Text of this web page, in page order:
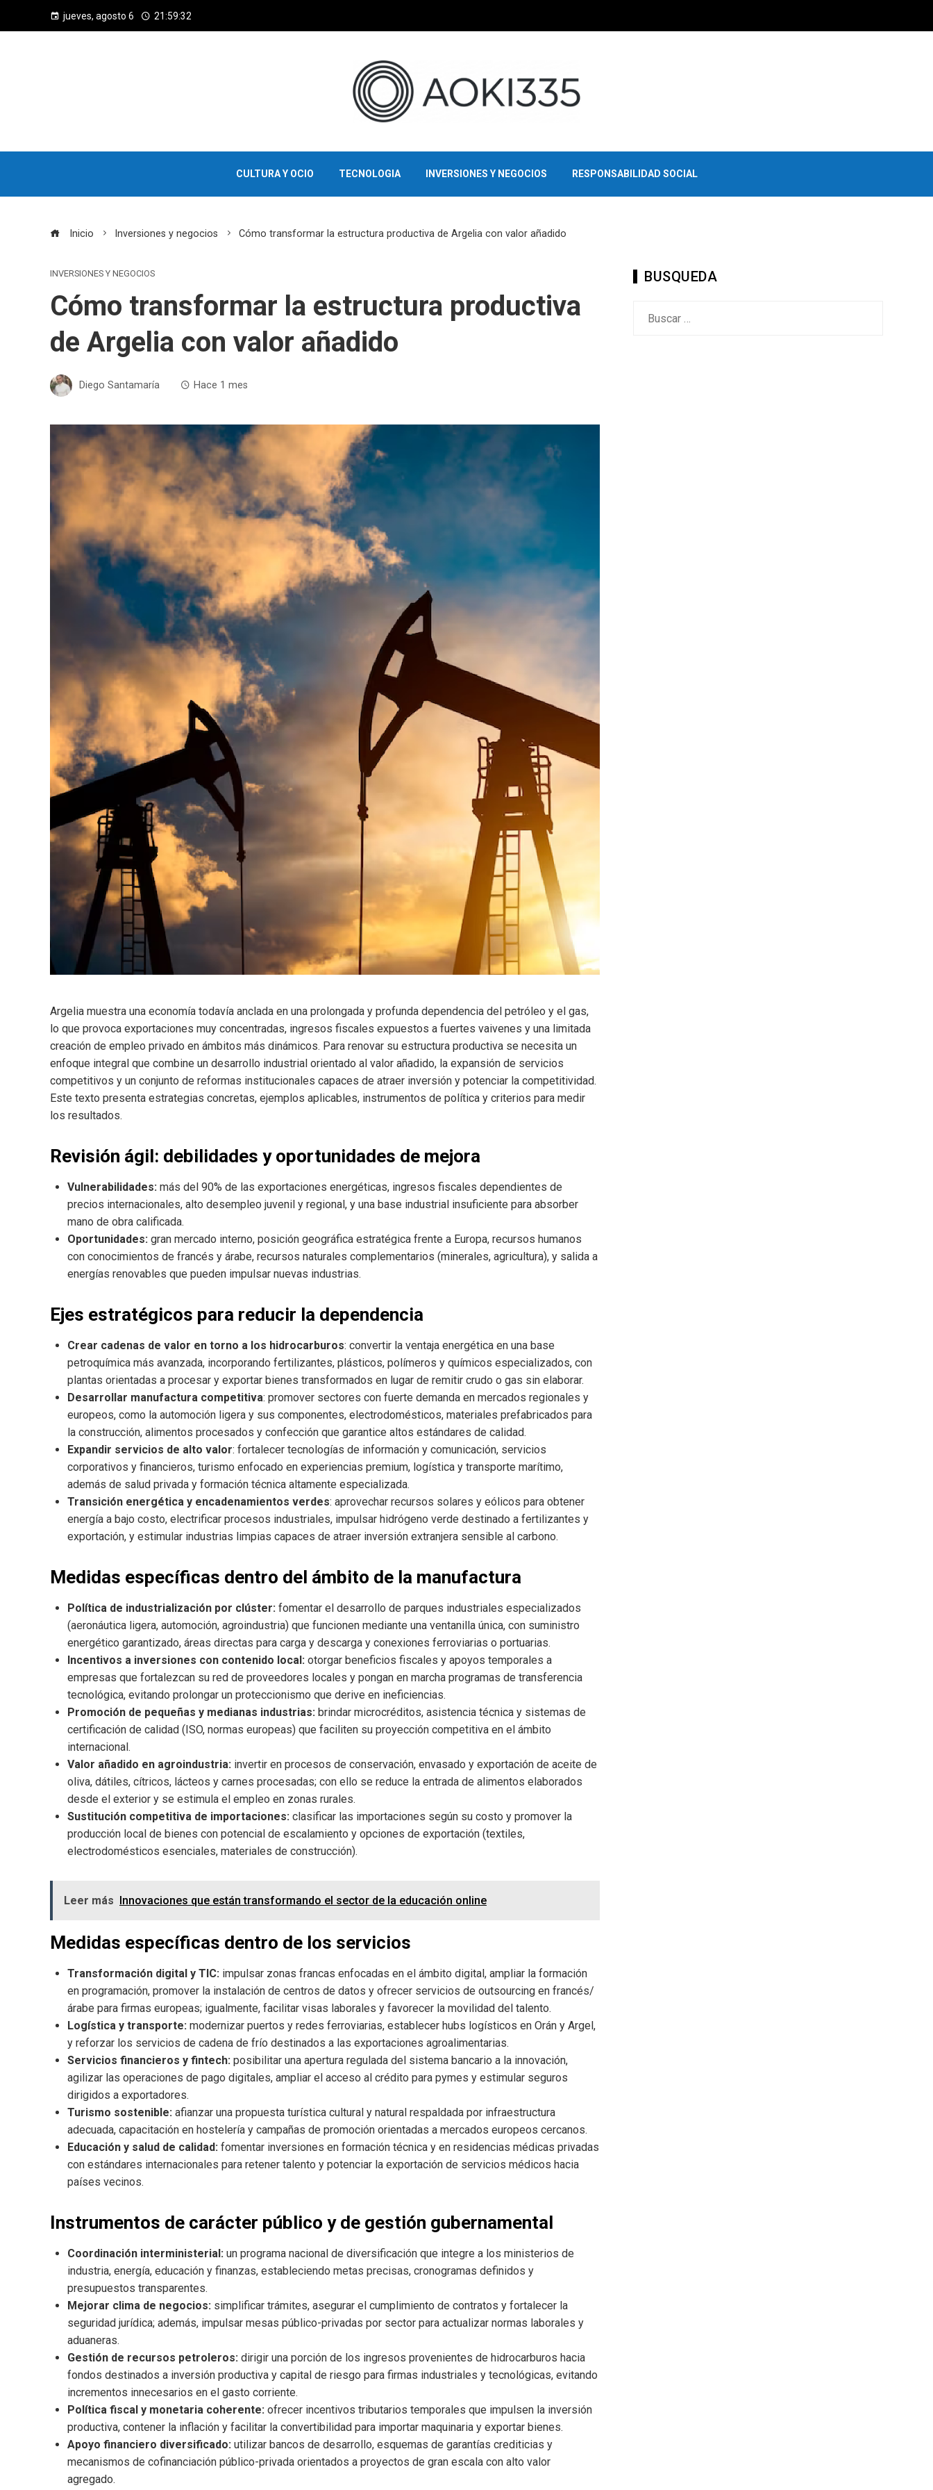
jueves, agosto 6 21:59:33
CULTURA Y OCIO TECNOLOGIA INVERSIONES Y NEGOCIOS RESPONSABILIDAD SOCIAL
Inicio Inversiones y negocios Cómo transformar la estructura productiva de Argelia con valor añadido
INVERSIONES Y NEGOCIOS
Cómo transformar la estructura productiva
de Argelia con valor añadido
Diego Santamaría Hace 1 mes
Argelia muestra una economía todavía anclada en una prolongada y profunda dependencia del petróleo y el gas,
lo que provoca exportaciones muy concentradas, ingresos fiscales expuestos a fuertes vaivenes y una limitada
creación de empleo privado en ámbitos más dinámicos. Para renovar su estructura productiva se necesita un
enfoque integral que combine un desarrollo industrial orientado al valor añadido, la expansión de servicios
competitivos y un conjunto de reformas institucionales capaces de atraer inversión y potenciar la competitividad.
Este texto presenta estrategias concretas, ejemplos aplicables, instrumentos de política y criterios para medir
los resultados.
Revisión ágil: debilidades y oportunidades de mejora
Vulnerabilidades: más del 90% de las exportaciones energéticas, ingresos fiscales dependientes de
precios internacionales, alto desempleo juvenil y regional, y una base industrial insuficiente para absorber
mano de obra calificada.
Oportunidades: gran mercado interno, posición geográfica estratégica frente a Europa, recursos humanos
con conocimientos de francés y árabe, recursos naturales complementarios (minerales, agricultura), y salida a
energías renovables que pueden impulsar nuevas industrias.
Ejes estratégicos para reducir la dependencia
Crear cadenas de valor en torno a los hidrocarburos: convertir la ventaja energética en una base
petroquímica más avanzada, incorporando fertilizantes, plásticos, polímeros y químicos especializados, con
plantas orientadas a procesar y exportar bienes transformados en lugar de remitir crudo o gas sin elaborar.
Desarrollar manufactura competitiva: promover sectores con fuerte demanda en mercados regionales y
europeos, como la automoción ligera y sus componentes, electrodomésticos, materiales prefabricados para
la construcción, alimentos procesados y confección que garantice altos estándares de calidad.
Expandir servicios de alto valor: fortalecer tecnologías de información y comunicación, servicios
corporativos y financieros, turismo enfocado en experiencias premium, logística y transporte marítimo,
además de salud privada y formación técnica altamente especializada.
Transición energética y encadenamientos verdes: aprovechar recursos solares y eólicos para obtener
energía a bajo costo, electrificar procesos industriales, impulsar hidrógeno verde destinado a fertilizantes y
exportación, y estimular industrias limpias capaces de atraer inversión extranjera sensible al carbono.
Medidas específicas dentro del ámbito de la manufactura
Política de industrialización por clúster: fomentar el desarrollo de parques industriales especializados
(aeronáutica ligera, automoción, agroindustria) que funcionen mediante una ventanilla única, con suministro
energético garantizado, áreas directas para carga y descarga y conexiones ferroviarias o portuarias.
Incentivos a inversiones con contenido local: otorgar beneficios fiscales y apoyos temporales a
empresas que fortalezcan su red de proveedores locales y pongan en marcha programas de transferencia
tecnológica, evitando prolongar un proteccionismo que derive en ineficiencias.
Promoción de pequeñas y medianas industrias: brindar microcréditos, asistencia técnica y sistemas de
certificación de calidad (ISO, normas europeas) que faciliten su proyección competitiva en el ámbito
internacional.
Valor añadido en agroindustria: invertir en procesos de conservación, envasado y exportación de aceite de
oliva, dátiles, cítricos, lácteos y carnes procesadas; con ello se reduce la entrada de alimentos elaborados
desde el exterior y se estimula el empleo en zonas rurales.
Sustitución competitiva de importaciones: clasificar las importaciones según su costo y promover la
producción local de bienes con potencial de escalamiento y opciones de exportación (textiles,
electrodomésticos esenciales, materiales de construcción).
Leer más Innovaciones que están transformando el sector de la educación online
Medidas específicas dentro de los servicios
Transformación digital y TIC: impulsar zonas francas enfocadas en el ámbito digital, ampliar la formación
en programación, promover la instalación de centros de datos y ofrecer servicios de outsourcing en francés/
árabe para firmas europeas; igualmente, facilitar visas laborales y favorecer la movilidad del talento.
Logística y transporte: modernizar puertos y redes ferroviarias, establecer hubs logísticos en Orán y Argel,
y reforzar los servicios de cadena de frío destinados a las exportaciones agroalimentarias.
Servicios financieros y fintech: posibilitar una apertura regulada del sistema bancario a la innovación,
agilizar las operaciones de pago digitales, ampliar el acceso al crédito para pymes y estimular seguros
dirigidos a exportadores.
Turismo sostenible: afianzar una propuesta turística cultural y natural respaldada por infraestructura
adecuada, capacitación en hostelería y campañas de promoción orientadas a mercados europeos cercanos.
Educación y salud de calidad: fomentar inversiones en formación técnica y en residencias médicas privadas
con estándares internacionales para retener talento y potenciar la exportación de servicios médicos hacia
países vecinos.
Instrumentos de carácter público y de gestión gubernamental
Coordinación interministerial: un programa nacional de diversificación que integre a los ministerios de
industria, energía, educación y finanzas, estableciendo metas precisas, cronogramas definidos y
presupuestos transparentes.
Mejorar clima de negocios: simplificar trámites, asegurar el cumplimiento de contratos y fortalecer la
seguridad jurídica; además, impulsar mesas público-privadas por sector para actualizar normas laborales y
aduaneras.
Gestión de recursos petroleros: dirigir una porción de los ingresos provenientes de hidrocarburos hacia
fondos destinados a inversión productiva y capital de riesgo para firmas industriales y tecnológicas, evitando
incrementos innecesarios en el gasto corriente.
Política fiscal y monetaria coherente: ofrecer incentivos tributarios temporales que impulsen la inversión
productiva, contener la inflación y facilitar la convertibilidad para importar maquinaria y exportar bienes.
Apoyo financiero diversificado: utilizar bancos de desarrollo, esquemas de garantías crediticias y
mecanismos de cofinanciación público-privada orientados a proyectos de gran escala con alto valor
agregado.
BUSQUEDA